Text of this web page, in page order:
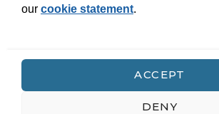
our cookie statement.
ACCEPT
DENY
Hierin betrapt Mak corona op
epiloog zal deel uitmaken van alle in
zijnde internationale edities.